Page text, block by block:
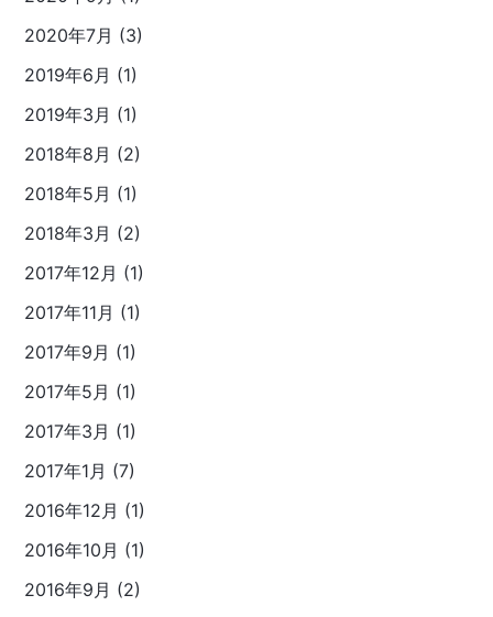
2020年7月 (3)
2019年6月 (1)
2019年3月 (1)
2018年8月 (2)
2018年5月 (1)
2018年3月 (2)
2017年12月 (1)
2017年11月 (1)
2017年9月 (1)
2017年5月 (1)
2017年3月 (1)
2017年1月 (7)
2016年12月 (1)
2016年10月 (1)
2016年9月 (2)